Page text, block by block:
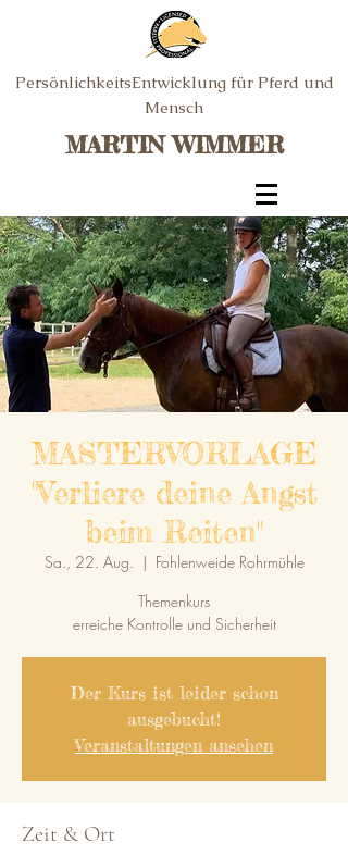
PersönlichkeitsEntwicklung für Pferd und
Mensch
MARTIN WIMMER
MASTERVORLAGE
"Verliere deine Angst
beim Reiten"
Sa., 22. Aug.
  |
Fohlenweide Rohrmühle
Themenkurs
erreiche Kontrolle und Sicherheit
Der Kurs ist leider schon
ausgebucht!
Veranstaltungen ansehen
Zeit & Ort